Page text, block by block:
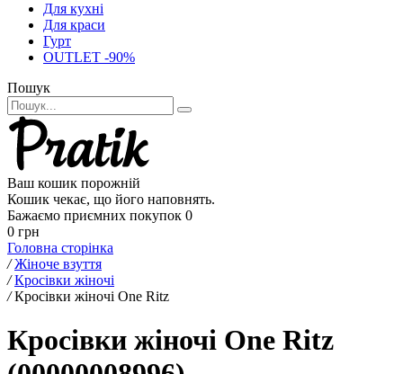
Для кухні
Для краси
Гурт
OUTLET -90%
Пошук
Ваш кошик порожній
Кошик чекає, що його наповнять.
Бажаємо приємних покупок 0
0 грн
Головна сторінка
/ Жіноче взуття
/ Кросівки жіночі
/ Кросівки жіночі One Ritz
Кросівки жіночі One Ritz